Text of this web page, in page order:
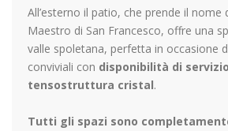
All’esterno il patio, che prende il nome
Maestro di San Francesco, offre una
valle spoletana, perfetta in occasione
conviviali con disponibilità di
tensostruttura cristal.
Tutti gli spazi sono